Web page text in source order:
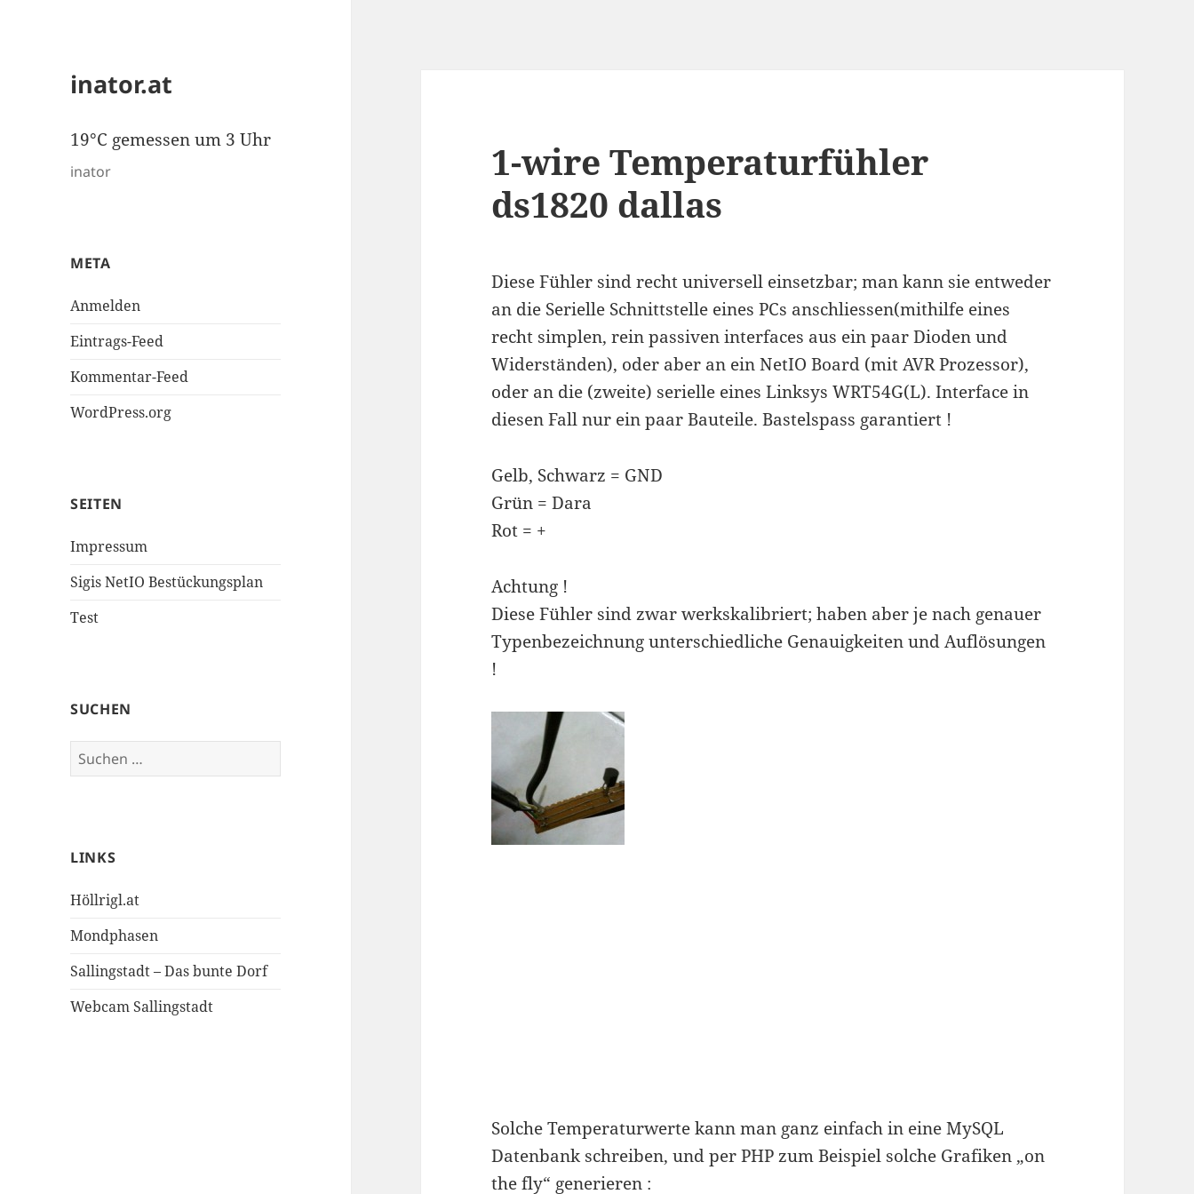
inator.at
19°C gemessen um 3 Uhr
inator
META
Anmelden
Eintrags-Feed
Kommentar-Feed
WordPress.org
SEITEN
Impressum
Sigis NetIO Bestückungsplan
Test
SUCHEN
Suchen
nach:
LINKS
Höllrigl.at
Mondphasen
Sallingstadt – Das bunte Dorf
Webcam Sallingstadt
1-wire Temperaturfühler
ds1820 dallas
Diese Fühler sind recht universell einsetzbar; man kann sie entweder
an die Serielle Schnittstelle eines PCs anschliessen(mithilfe eines
recht simplen, rein passiven interfaces aus ein paar Dioden und
Widerständen), oder aber an ein NetIO Board (mit AVR Prozessor),
oder an die (zweite) serielle eines Linksys WRT54G(L). Interface in
diesen Fall nur ein paar Bauteile. Bastelspass garantiert !
Gelb, Schwarz = GND
Grün = Dara
Rot = +
Achtung !
Diese Fühler sind zwar werkskalibriert; haben aber je nach genauer
Typenbezeichnung unterschiedliche Genauigkeiten und Auflösungen
!
Solche Temperaturwerte kann man ganz einfach in eine MySQL
Datenbank schreiben, und per PHP zum Beispiel solche Grafiken „on
the fly“ generieren :